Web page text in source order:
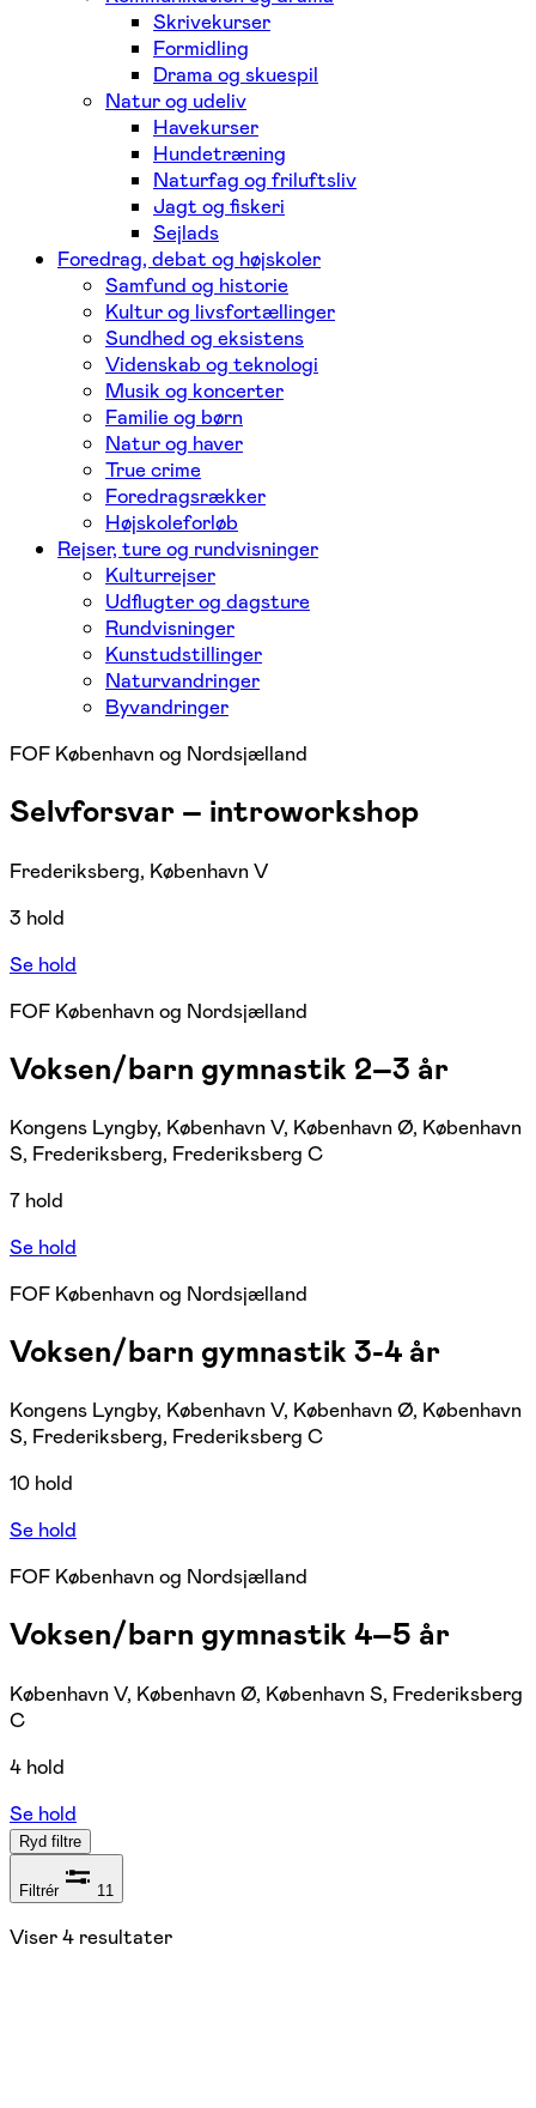
Skrivekurser
Formidling
Drama og skuespil
Natur og udeliv
Havekurser
Hundetræning
Naturfag og friluftsliv
Jagt og fiskeri
Sejlads
Foredrag, debat og højskoler
Samfund og historie
Kultur og livsfortællinger
Sundhed og eksistens
Videnskab og teknologi
Musik og koncerter
Familie og børn
Natur og haver
True crime
Foredragsrækker
Højskoleforløb
Rejser, ture og rundvisninger
Kulturrejser
Udflugter og dagsture
Rundvisninger
Kunstudstillinger
Naturvandringer
Byvandringer
FOF København og Nordsjælland
Selvforsvar – introworkshop
Frederiksberg, København V
3 hold
Se hold
FOF København og Nordsjælland
Voksen/barn gymnastik 2–3 år
Kongens Lyngby, København V, København Ø, København
S, Frederiksberg, Frederiksberg C
7 hold
Se hold
FOF København og Nordsjælland
Voksen/barn gymnastik 3-4 år
Kongens Lyngby, København V, København Ø, København
S, Frederiksberg, Frederiksberg C
10 hold
Se hold
FOF København og Nordsjælland
Voksen/barn gymnastik 4–5 år
København V, København Ø, København S, Frederiksberg
C
4 hold
Se hold
Ryd filtre
Filtrér 11
Viser4 resultater